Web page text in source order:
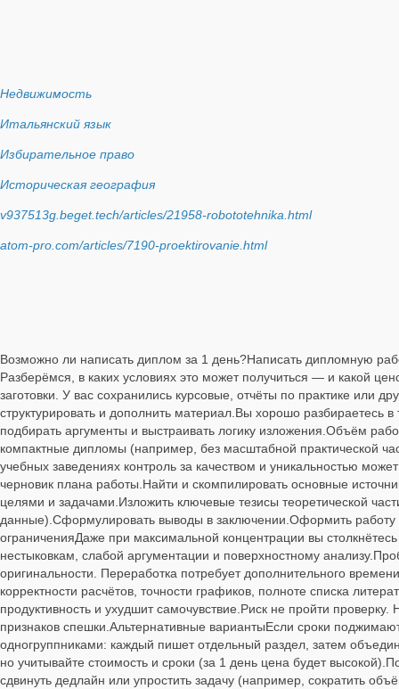
Недвижимость
Итальянский язык
Избирательное право
Историческая география
v937513g.beget.tech/articles/21958-robototehnika.html
atom-pro.com/articles/7190-proektirovanie.html
Возможно ли написать диплом за 1 день?Написать дипломную
Разберёмся, в каких условиях это может получиться — и какой
заготовки. У вас сохранились курсовые, отчёты по практике или
структурировать и дополнить материал.Вы хорошо
подбирать аргументы и выстраивать логику изложения.Объём
компактные дипломы (например, без масштабной практической
учебных заведениях контроль за качеством и уникальностью
черновик плана работы.Найти и скомпилировать основные
целями и задачами.Изложить ключевые тезисы теоретической
данные).Сформулировать выводы в заключении.Оформить
ограниченияДаже при максимальной концентрации вы
нестыковкам, слабой аргументации и поверхностному
оригинальности. Переработка потребует дополнительного
корректности расчётов, точности графиков, полноте списка
продуктивность и ухудшит самочувствие.Риск не пройти
признаков спешки.Альтернативные вариантыЕсли сроки
одногруппниками: каждый пишет отдельный раздел, затем
но учитывайте стоимость и сроки (за 1 день цена будет
сдвинуть дедлайн или упростить задачу (например, сократить